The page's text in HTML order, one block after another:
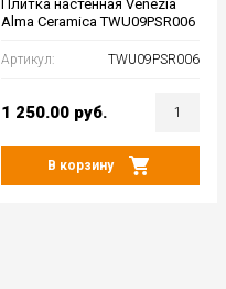
Плитка настенная Venezia
Alma Ceramica TWU09PSR006
Артикул: TWU09PSR006
1 250.00 руб.
В корзину